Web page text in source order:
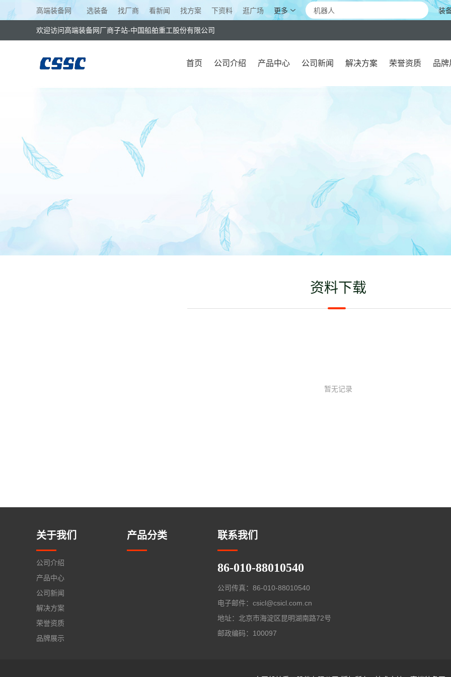
高端装备网 选装备 找厂商 看新闻 找方案 下资料 逛广场 更多 装
欢迎访问高端装备网厂商子站-中国船舶重工股份有限公司
首页 公司介绍 产品中心 公司新闻 解决方案 荣誉资质 品牌
资料下载
暂无记录
关于我们
公司介绍
产品中心
公司新闻
解决方案
荣誉资质
品牌展示
产品分类 联系我们
86-010-88010540
公司传真：86-010-88010540
电子邮件：csicl@csicl.com.cn
地址：北京市海淀区昆明湖南路72号
邮政编码：100097